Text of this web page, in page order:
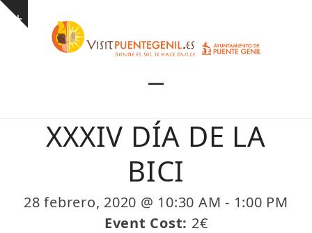
Skip
Show
mobile
menu
mobile
menu
XXXIV DÍA DE LA
BICI
28 febrero, 2020 @ 10:30 AM - 1:00 PM
Event Cost: 2€